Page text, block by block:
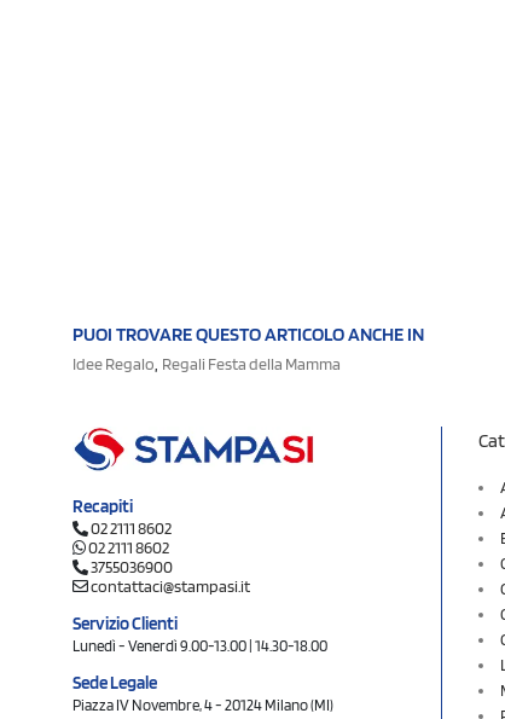
PUOI TROVARE QUESTO ARTICOLO ANCHE IN
Idee Regalo, Regali Festa della Mamma
Recapiti
02 2111 8602
02 2111 8602
3755036900
contattaci@stampasi.it
Servizio Clienti
Lunedì - Venerdì 9.00-13.00 | 14.30-18.00
Sede Legale
Piazza IV Novembre, 4 - 20124 Milano (MI)